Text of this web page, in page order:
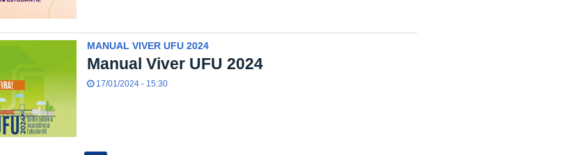
MANUAL VIVER UFU 2024
Manual Viver UFU 2024
17/01/2024 - 15:30